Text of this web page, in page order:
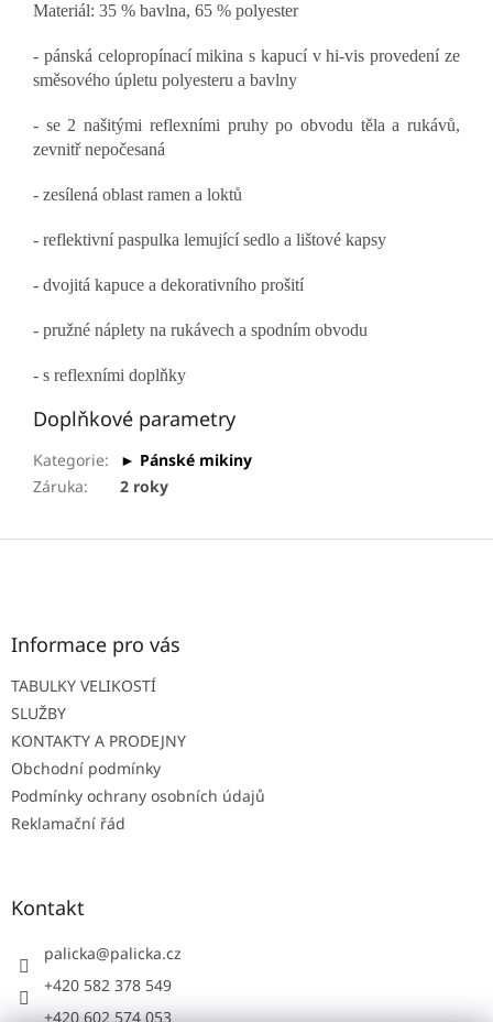
Materiál: 35 % bavlna, 65 % polyester
- pánská celopropínací mikina s kapucí v hi-vis provedení ze
směsového úpletu polyesteru a bavlny
- se 2 našitými reflexními pruhy po obvodu těla a rukávů,
zevnitř nepočesaná
- zesílená oblast ramen a loktů
- reflektivní paspulka lemující sedlo a lištové kapsy
- dvojitá kapuce a dekorativního prošití
- pružné náplety na rukávech a spodním obvodu
- s reflexními doplňky
Doplňkové parametry
Kategorie:
► Pánské mikiny
Záruka: 2 roky
Z
Informace pro vás
TABULKY VELIKOSTÍ
SLUŽBY
KONTAKTY A PRODEJNY
Obchodní podmínky
Podmínky ochrany osobních údajů
Reklamační řád
Kontakt
palicka@palicka.cz
+420 582 378 549
+420 602 574 053